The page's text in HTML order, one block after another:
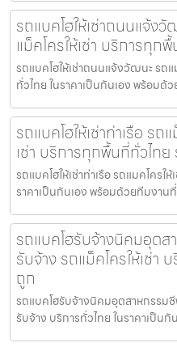
รถแบคโฮให้เช่าถนนแจ้ง
แม็คโครให้เช่า บริการทุก
รถแบคโฮให้เช่าถนนแจ้งวัฒนะ รถแ
ทั่วไทย ในราคาเป็นกันเอง พร้อม
รถแบคโฮให้เช่าท่าเรือ ร
เช่า บริการทุกพื้นที่ทั่วไทย
รถแบคโฮให้เช่าท่าเรือ รถแมคโครใ
ราคาเป็นกันเอง พร้อมด้วยทีมงาน
รถแบคโฮรับจ้างนิคมอุต
รับจ้าง รถแม็คโครให้เช่า
ถูก
รถแบคโฮรับจ้างนิคมอุตสาหกรรมซี
รับจ้าง บริการทั่วไทย ในราคาเป็น